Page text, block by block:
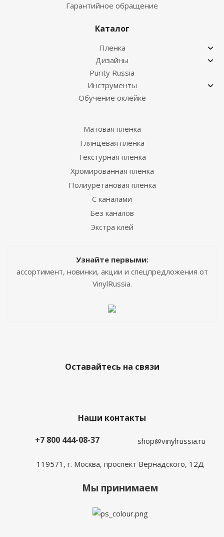
Гарантийное обращение
Каталог
Пленка
Дизайны
Purity Russia
Инструменты
Обучение оклейке
Матовая пленка
Глянцевая пленка
Текстурная пленка
Хромированная пленка
Полиуретановая пленка
С каналами
Без каналов
Экстра клей
Узнайте первыми:
ассортимент, новинки, акции и спецпредложения от
VinylRussia.
Оставайтесь на связи
Наши контакты
+7 800 444-08-37
shop@vinylrussia.ru
119571, г. Москва, проспект Вернадского, 12Д
Мы принимаем